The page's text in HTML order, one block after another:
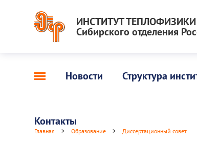
ИНСТИТУТ ТЕПЛОФИЗИКИ
Сибирского отделения
Новости Структура
Контакты
Главная > Образование > Диссертационный совет